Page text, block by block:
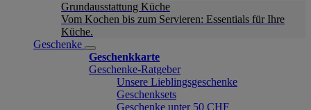
Grundausstattung Küche
Vom Kochen bis zum Servieren: Essentials für Ihre
Küche.
Geschenke
Geschenkkarte
Geschenke-Ratgeber
Unsere Lieblingsgeschenke
Geschenksets
Geschenke unter 50 CHF